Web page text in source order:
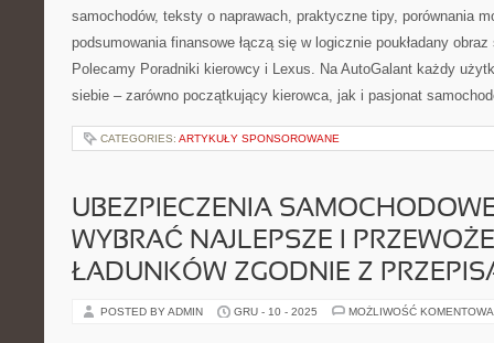
samochodów, teksty o naprawach, praktyczne tipy, porównania
podsumowania finansowe łączą się w logicznie poukładany
Polecamy Poradniki kierowcy i Lexus. Na AutoGalant każdy
siebie – zarówno początkujący kierowca, jak i pasjonat
CATEGORIES: ARTYKUŁY SPONSOROWANE
UBEZPIECZENIA
WYBRAĆ NAJLEPSZE I
ŁADUNKÓW ZGODNIE Z
POSTED BY ADMIN GRU - 10 - 2025 MOŻLIWOŚĆ